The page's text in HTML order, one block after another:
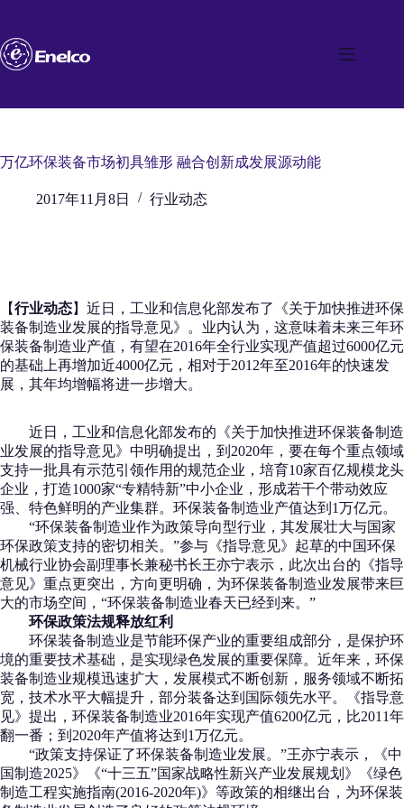
内
容
万亿环保装备市场初具雏形 融合创新成发展源动能
2017年11月8日 行业动态
【行业动态】近日，工业和信息化部发布了《关于加快推进环保
装备制造业发展的指导意见》。业内认为，这意味着未来三年环
保装备制造业产值，有望在2016年全行业实现产值超过6000亿元
的基础上再增加近4000亿元，相对于2012年至2016年的快速发
展，其年均增幅将进一步增大。
近日，工业和信息化部发布的《关于加快推进环保装备制造
业发展的指导意见》中明确提出，到2020年，要在每个重点领域
支持一批具有示范引领作用的规范企业，培育10家百亿规模龙头
企业，打造1000家“专精特新”中小企业，形成若干个带动效应
强、特色鲜明的产业集群。环保装备制造业产值达到1万亿元。
“环保装备制造业作为政策导向型行业，其发展壮大与国家
环保政策支持的密切相关。”参与《指导意见》起草的中国环保
机械行业协会副理事长兼秘书长王亦宁表示，此次出台的《指导
意见》重点更突出，方向更明确，为环保装备制造业发展带来巨
大的市场空间，“环保装备制造业春天已经到来。”
环保政策法规释放红利
环保装备制造业是节能环保产业的重要组成部分，是保护环
境的重要技术基础，是实现绿色发展的重要保障。近年来，环保
装备制造业规模迅速扩大，发展模式不断创新，服务领域不断拓
宽，技术水平大幅提升，部分装备达到国际领先水平。《指导意
见》提出，环保装备制造业2016年实现产值6200亿元，比2011年
翻一番；到2020年产值将达到1万亿元。
“政策支持保证了环保装备制造业发展。”王亦宁表示，《中
国制造2025》《“十三五”国家战略性新兴产业发展规划》《绿色
制造工程实施指南(2016-2020年)》等政策的相继出台，为环保装